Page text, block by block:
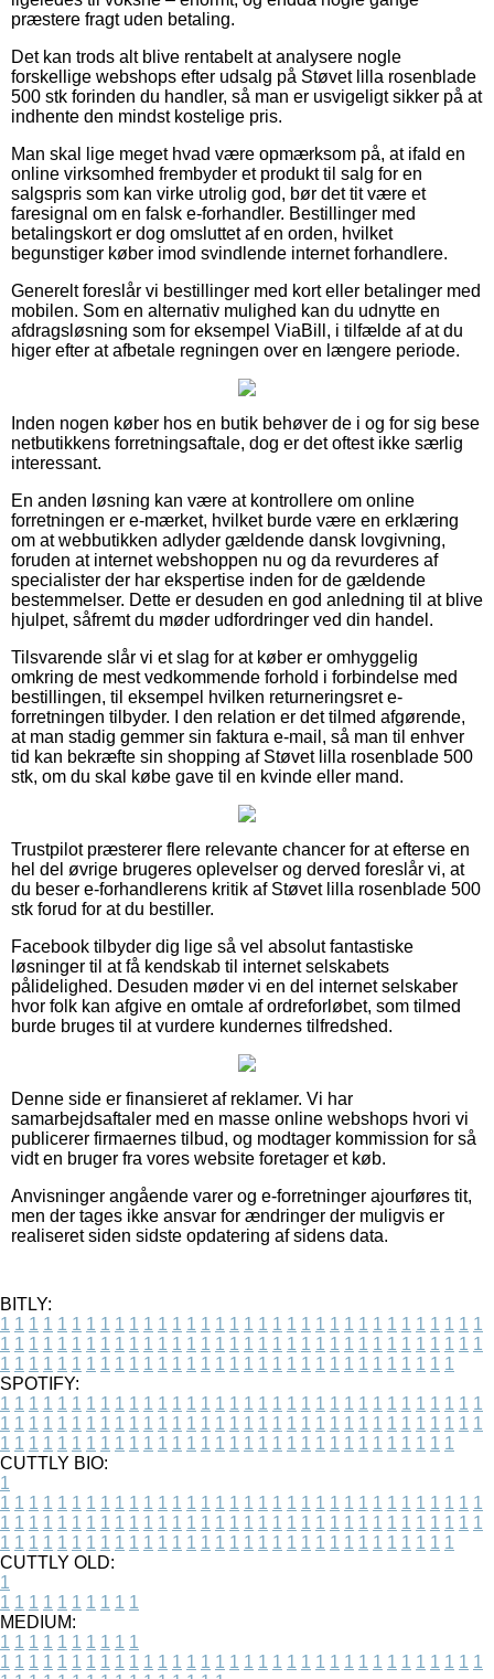
præstere fragt uden betaling.
Det kan trods alt blive rentabelt at analysere nogle
forskellige webshops efter udsalg på Støvet lilla rosenblade
500 stk forinden du handler, så man er usvigeligt sikker på at
indhente den mindst kostelige pris.
Man skal lige meget hvad være opmærksom på, at ifald en
online virksomhed frembyder et produkt til salg for en
salgspris som kan virke utrolig god, bør det tit være et
faresignal om en falsk e-forhandler. Bestillinger med
betalingskort er dog omsluttet af en orden, hvilket
begunstiger køber imod svindlende internet forhandlere.
Generelt foreslår vi bestillinger med kort eller betalinger med
mobilen. Som en alternativ mulighed kan du udnytte en
afdragsløsning som for eksempel ViaBill, i tilfælde af at du
higer efter at afbetale regningen over en længere periode.
Inden nogen køber hos en butik behøver de i og for sig bese
netbutikkens forretningsaftale, dog er det oftest ikke særlig
interessant.
En anden løsning kan være at kontrollere om online
forretningen er e-mærket, hvilket burde være en erklæring
om at webbutikken adlyder gældende dansk lovgivning,
foruden at internet webshoppen nu og da revurderes af
specialister der har ekspertise inden for de gældende
bestemmelser. Dette er desuden en god anledning til at blive
hjulpet, såfremt du møder udfordringer ved din handel.
Tilsvarende slår vi et slag for at køber er omhyggelig
omkring de mest vedkommende forhold i forbindelse med
bestillingen, til eksempel hvilken returneringsret e-
forretningen tilbyder. I den relation er det tilmed afgørende,
at man stadig gemmer sin faktura e-mail, så man til enhver
tid kan bekræfte sin shopping af Støvet lilla rosenblade 500
stk, om du skal købe gave til en kvinde eller mand.
Trustpilot præsterer flere relevante chancer for at efterse en
hel del øvrige brugeres oplevelser og derved foreslår vi, at
du beser e-forhandlerens kritik af Støvet lilla rosenblade 500
stk forud for at du bestiller.
Facebook tilbyder dig lige så vel absolut fantastiske
løsninger til at få kendskab til internet selskabets
pålidelighed. Desuden møder vi en del internet selskaber
hvor folk kan afgive en omtale af ordreforløbet, som tilmed
burde bruges til at vurdere kundernes tilfredshed.
Denne side er finansieret af reklamer. Vi har
samarbejdsaftaler med en masse online webshops hvori vi
publicerer firmaernes tilbud, og modtager kommission for så
vidt en bruger fra vores website foretager et køb.
Anvisninger angående varer og e-forretninger ajourføres tit,
men der tages ikke ansvar for ændringer der muligvis er
realiseret siden sidste opdatering af sidens data.
BITLY:
1 1 1 1 1 1 1 1 1 1 1 1 1 1 1 1 1 1 1 1 1 1 1 1 1 1 1 1 1 1 1 1 1 1
1 1 1 1 1 1 1 1 1 1 1 1 1 1 1 1 1 1 1 1 1 1 1 1 1 1 1 1 1 1 1 1 1 1
1 1 1 1 1 1 1 1 1 1 1 1 1 1 1 1 1 1 1 1 1 1 1 1 1 1 1 1 1 1 1 1
SPOTIFY:
1 1 1 1 1 1 1 1 1 1 1 1 1 1 1 1 1 1 1 1 1 1 1 1 1 1 1 1 1 1 1 1 1 1
1 1 1 1 1 1 1 1 1 1 1 1 1 1 1 1 1 1 1 1 1 1 1 1 1 1 1 1 1 1 1 1 1 1
1 1 1 1 1 1 1 1 1 1 1 1 1 1 1 1 1 1 1 1 1 1 1 1 1 1 1 1 1 1 1 1
CUTTLY BIO:
1
1 1 1 1 1 1 1 1 1 1 1 1 1 1 1 1 1 1 1 1 1 1 1 1 1 1 1 1 1 1 1 1 1 1
1 1 1 1 1 1 1 1 1 1 1 1 1 1 1 1 1 1 1 1 1 1 1 1 1 1 1 1 1 1 1 1 1 1
1 1 1 1 1 1 1 1 1 1 1 1 1 1 1 1 1 1 1 1 1 1 1 1 1 1 1 1 1 1 1 1
CUTTLY OLD:
1
1 1 1 1 1 1 1 1 1 1
MEDIUM:
1 1 1 1 1 1 1 1 1 1
1 1 1 1 1 1 1 1 1 1 1 1 1 1 1 1 1 1 1 1 1 1 1 1 1 1 1 1 1 1 1 1 1 1